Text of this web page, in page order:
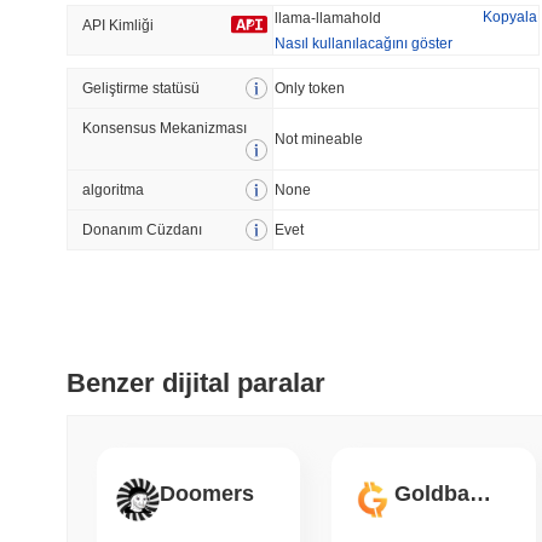
Trend Olan
HEX (Pulsechain)
9.03%
Son Eklenen
API Kimliği llama-llamahold
Kopyala
Nasıl kullanılacağını göster
Geliştirme statüsü Only token
Konsensus Mekanizması
Not mineable
algoritma None
Donanım Cüzdanı Evet
Benzer dijital paralar
Doomers Goldbank Finance